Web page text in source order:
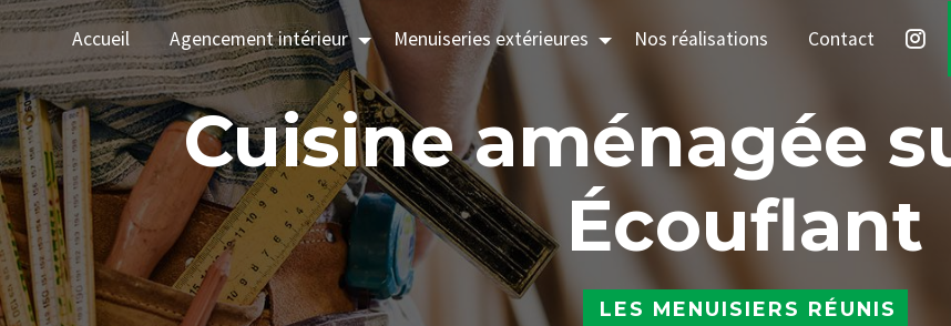
Accueil Agencement intérieur Menuiseries extérieures Nos réalisations Contact
Cuisine aménagée sur mesure
Écouflant
LES MENUISIERS RÉUNIS
Panneau de gestion des cookies